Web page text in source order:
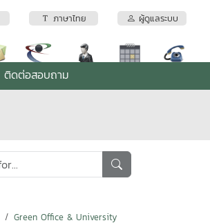
ภาษาไทย ผู้ดูแลระบบ
ติดต่อสอบถาม
Green Office & University